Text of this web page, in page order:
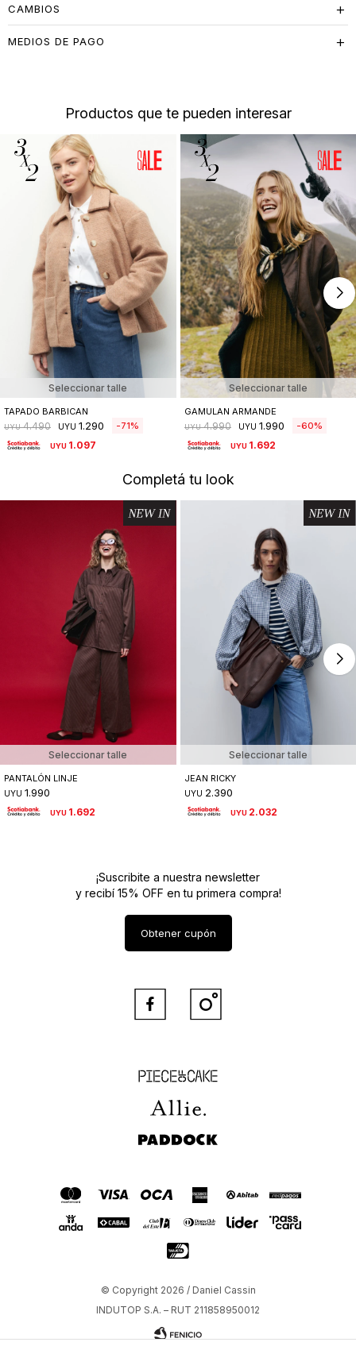
CAMBIOS
MEDIOS DE PAGO
Productos que te pueden interesar
Seleccionar talle
TAPADO BARBICAN
UYU 4.490 UYU 1.290 71
UYU 1.097
Seleccionar talle
GAMULAN ARMANDE
UYU 4.990 UYU 1.990 60
UYU 1.692
Completá tu look
Seleccionar talle
PANTALÓN LINJE
UYU 1.990
UYU 1.692
Seleccionar talle
JEAN RICKY
UYU 2.390
UYU 2.032
Piece of Cake
Allie
Paddock
¡Suscribite a nuestra newsletter
y recibí 15% OFF en tu primera compra!
Obtener cupón
 
© Copyright 2026 / Daniel Cassin
INDUTOP S.A. – RUT 211858950012